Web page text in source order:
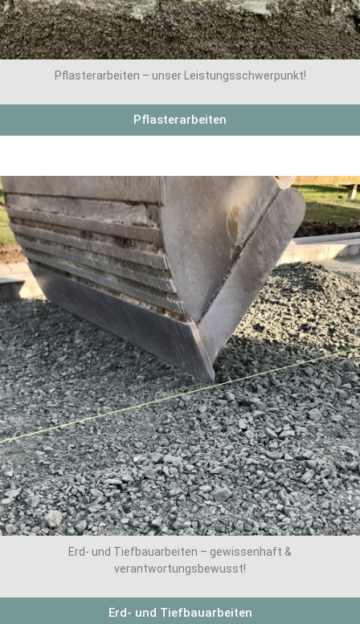
Pflasterarbeiten – unser Leistungsschwerpunkt!
Pflasterarbeiten
​Erd- und Tiefbauarbeiten – gewissenhaft &
verantwortungsbewusst!
Erd- und Tiefbauarbeiten